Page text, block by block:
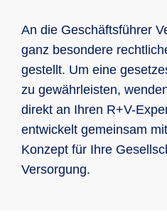
Altersvorsorge
niedrigerem
wertigen
ergänzt werden
Absicherung der
und unbegrenzt mit
Privatvermögen! …
od. bei
die sog.
GmbHG, 93 AktG,
höchst-persönliche
Die richtige
unberechtigte
An die Geschäftsführer
ganz besondere
gestellt. Um eine
zu gewährleisten,
direkt an Ihren R+V-
entwickelt gemeinsam
Konzept für Ihre
Versorgung.